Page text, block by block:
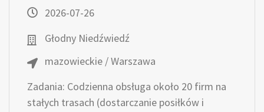
2026-07-26
Głodny Niedźwiedź
mazowieckie / Warszawa
Zadania: Codzienna obsługa około 20 firm na
stałych trasach (dostarczanie posiłków i